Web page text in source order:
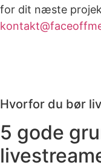
for dit næste
Hvorfor du bør
5 gode